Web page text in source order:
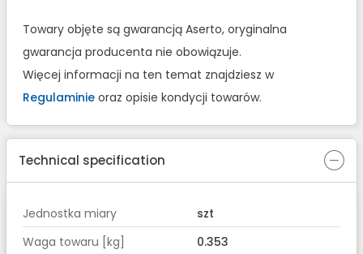
Towary objęte są gwarancją Aserto, oryginalna
gwarancja producenta nie obowiązuje.
Więcej informacji na ten temat znajdziesz w
Regulaminie oraz opisie kondycji towarów.
Technical specification
Jednostka miary
szt
Waga towaru [kg]
0.353